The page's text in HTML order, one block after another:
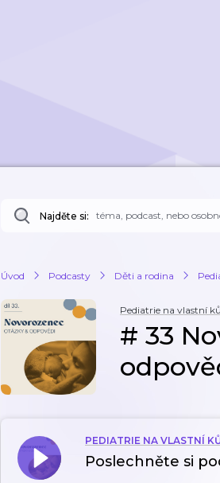
Najděte si:
Úvod Podcasty Děti a rodina
Pediatrie na vlastní
# 33
PEDIATRIE NA VLASTNÍ
Poslechněte si